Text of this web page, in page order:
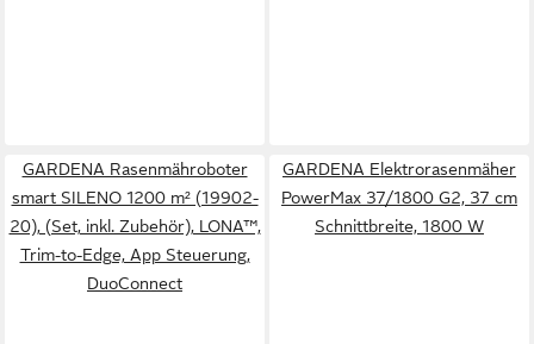
GARDENA Rasenmähroboter
smart SILENO 1200 m² (19902-
20), (Set, inkl. Zubehör), LONA™,
Trim-to-Edge, App Steuerung,
DuoConnect
GARDENA Elektrorasenmäher
PowerMax 37/1800 G2, 37 cm
Schnittbreite, 1800 W